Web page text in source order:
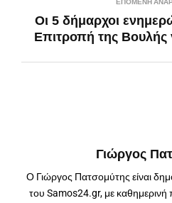
ΕΠΌΜΕΝΗ
Οι 5 δήμαρχοι
Επιτροπή της Βουλής
Γιώργος
Ο Γιώργος Πατσομύτης είναι
του Samos24.gr, με